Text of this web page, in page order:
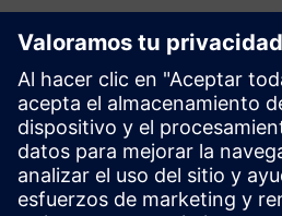
Información y
Entrada de blog sobre Digital Twin
Entorno inteligente
Requisitos previos